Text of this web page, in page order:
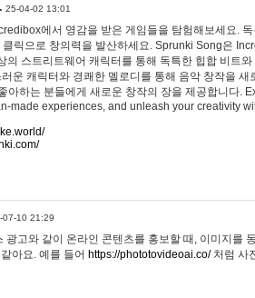
25-04-02 13:01
에서 영감을 받은 게임들을 탐험해보세요.
클릭으로 창의력을 발산하세요. Sprunki Song은
의 스트리트웨어 캐릭터를 통해 독특한 힙합 비트
운 캐릭터와 경쾌한 멜로디를 통해 음악 창작을
아하는 분들에게 새로운 창작의 장을 제공합니다.
made experiences, and unleash your creativity
07-10 21:29
광고와 같이 온라인 콘텐츠를 홍보할 때, 이미지를
아요. 예를 들어 https://phototovideoai.co/처럼 사